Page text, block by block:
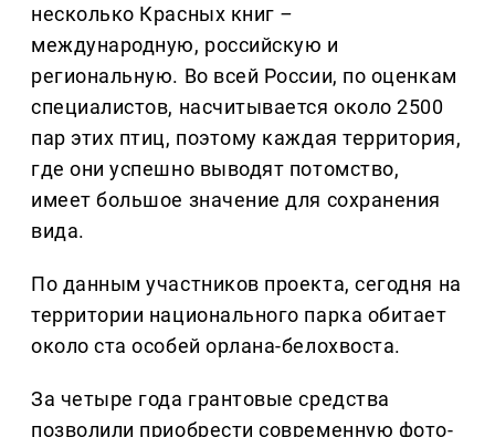
несколько Красных книг –
международную, российскую и
региональную. Во всей России, по оценкам
специалистов, насчитывается около 2500
пар этих птиц, поэтому каждая территория,
где они успешно выводят потомство,
имеет большое значение для сохранения
вида.
По данным участников проекта, сегодня на
территории национального парка обитает
около ста особей орлана-белохвоста.
За четыре года грантовые средства
позволили приобрести современную фото-